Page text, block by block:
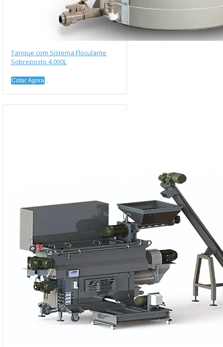
Tanque com Sistema Floculante
Sobreposto 4.000L
Cotar Agora